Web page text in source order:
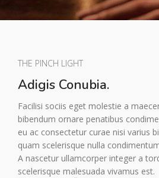
THE PINCH LIGHT
Adigis Conubia.
Facilisi sociis eget molestie a
bibendum ornare penatibus
eu ac consectetur curae nisi varius
quam scelerisque nulla
A nascetur ullamcorper integer a
scelerisque malesuada vivamus est.